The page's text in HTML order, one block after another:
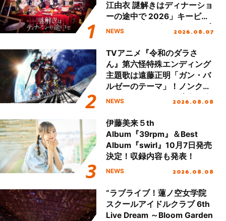
江由衣 謎解きはディナーショ
ーの途中で 2026」キービジ
ュアル＆グッズラインナップ
NEWS 2026.08.07
TVアニメ『令和のダラさ
ん』第六怪特殊エンディング
主題歌は遠藤正明「ガン・バ
ルゼーのテーマ」！ノンクレ
ジットエンディング映像も公
NEWS 2026.08.08
伊藤美来５th
Album『39rpm』＆Best
Album『swirl』10月7日発売
決定！収録内容も発表！
NEWS 2026.08.08
“ラブライブ！蓮ノ空女学院
スクールアイドルクラブ 6th
Live Dream ～Bloom Garden